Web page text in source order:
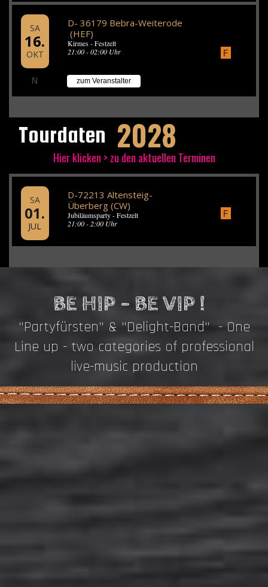
SA
16.
OKT
N
D- 36179 Bebra-Weiterode
(HEF)
Kirmes - Festzelt
21:00 - 02:00 Uhr
zum Veranstalter
F
Tourdaten 2028
Hier klicken > zu den aktuellen Terminen
SA
01.
JUL
D-72213 Altensteig-
Überberg (CW)
Jubiläumsparty - Festzelt
21:00 - 2:00 Uhr
F
BE HIP - BE VIP !
"Partyfürsten" & "Delight-Band" - One
Line up - two categories of professional
live-music production